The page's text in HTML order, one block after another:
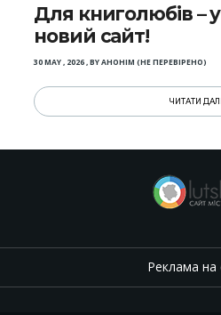
Для книголюбів –
новий сайт!
30 MAY , 2026,BYАНОНІМ (НЕ ПЕРЕВІРЕНО)
ЧИТАТИ
Реклама на